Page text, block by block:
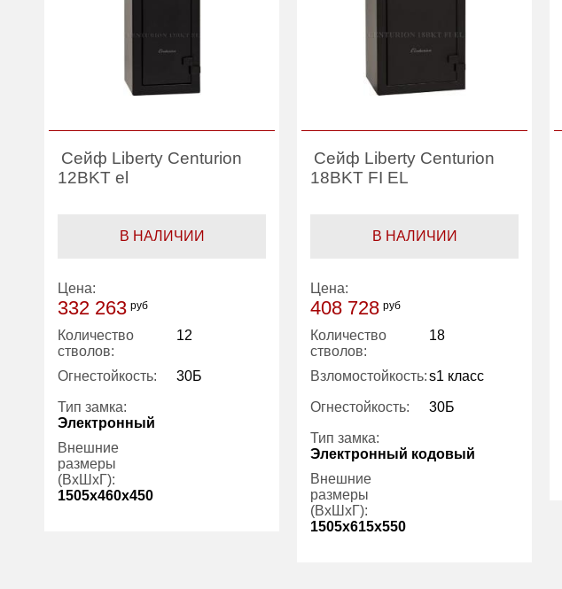
Сейф Liberty Centurion
12BKT el
В НАЛИЧИИ
Цена:
332 263 руб
Количество
стволов:
12
Огнестойкость: 30Б
Тип замка:
Электронный
Внешние
размеры
(ВхШхГ):
1505x460x450
Сейф Liberty Centurion
18BKT FI EL
В НАЛИЧИИ
Цена:
408 728 руб
Количество
стволов:
18
Взломостойкость:s1 класс
Огнестойкость: 30Б
Тип замка:
Электронный кодовый
Внешние
размеры
(ВхШхГ):
1505x615x550